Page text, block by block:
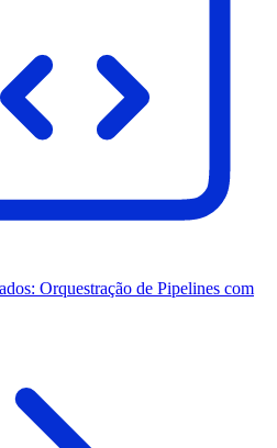
Orquestração de Pipelines com